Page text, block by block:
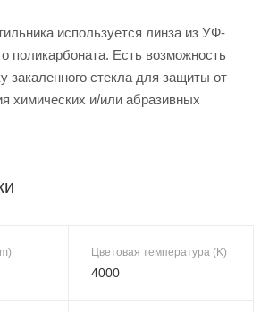
используется линза из УФ-
поликарбоната. Есть возможность
закаленного стекла для защиты от
химических и/или абразивных
Цветовая температура (K)
4000